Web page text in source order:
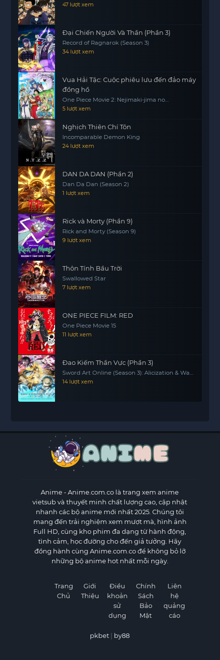
47 lượt xem
Đại Chiến Người Và Thần (Phần 3)
Record of Ragnarok (Season 3)
34 lượt xem
Vua Hải Tặc: Cuộc phiêu lưu đến đảo máy
đồng hồ
One Piece Movie 2: Nejimaki-jima no
Daibouken, One Piece: Nejimakijima no
Bouken, One Piece: Nejimaki Shima no
5 lượt xem
Nghịch Thiên Chí Tôn
Incomparable Demon King
24 lượt xem
DAN DA DAN (Phần 2)
Dan Da Dan (Season 2)
1 lượt xem
Rick và Morty (Phần 9)
Rick and Morty (Season 9)
9 lượt xem
Thôn Tính Bầu Trời
Swallowed Star
7 lượt xem
ONE PIECE FILM: RED
One Piece Movie 15
11 lượt xem
Đao Kiếm Thần Vực (Phần 3)
Sword Art Online (Season 3): Alicization & War
Of Underworld
14 lượt xem
Anime- Anime.com.co là trang xem anime
vietsub và thuyết minh chất lượng cao, cập nhật
nhanh các bộ anime mới nhất 2025. Chúng tôi
mang đến trải nghiệm xem mượt mà, hình ảnh
Full HD, cùng kho phim đa dạng từ hành động,
tình cảm, học đường cho đến giả tưởng. Hãy
đồng hành cùng Anime.com.co để không bỏ lỡ
những bộ anime hot nhất mỗi ngày.
Trang
Chủ
Giới
Thiệu
Điều
khoản
sử
dụng
Chính
Sách
Bảo
Mật
Liên
hệ
quảng
cáo
pkbet | by88